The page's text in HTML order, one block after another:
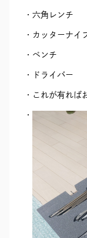
六角レンチ
カッターナイ
ペンチ
ドライバー
これが有れば